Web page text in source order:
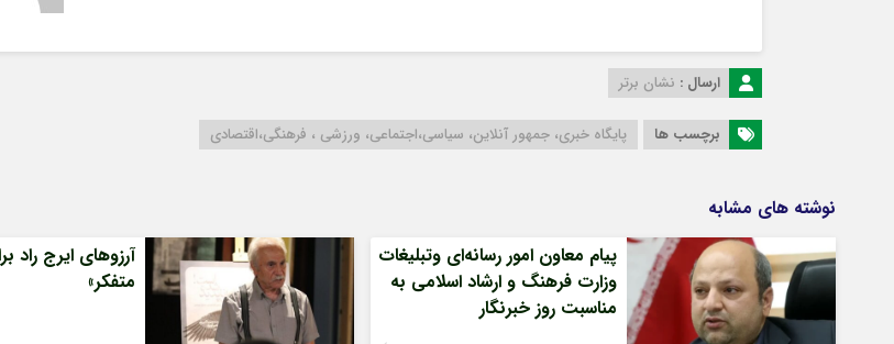
ارسال : نشان برتر
برچسب ها پایگاه خبری، جمهور آنلاین، سیاسی،اجتماعی، ورزشی ، فرهنگی،اقتصادی
نوشته های مشابه
پیام معاون امور رسانه‌ای وتبلیغات
وزارت فرهنگ و ارشاد اسلامی به
مناسبت روز خبرنگار
آرزوهای ایرج راد
متفکر»